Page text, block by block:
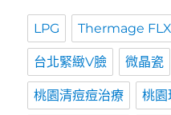
LPG Thermage FLX
台北緊緻V臉 微晶瓷
桃園清痘痘治療 桃園